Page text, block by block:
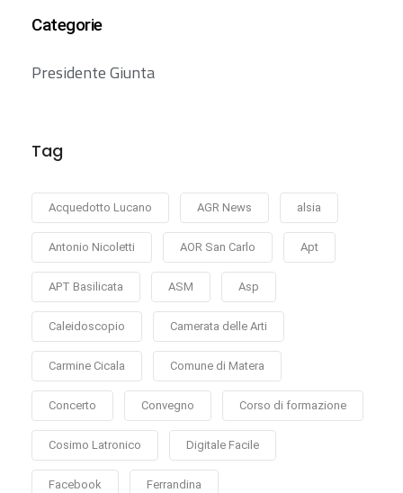
Categorie
Presidente Giunta
Tag
Acquedotto Lucano AGR News alsia
Antonio Nicoletti AOR San Carlo Apt
APT Basilicata ASM Asp
Caleidoscopio Camerata delle Arti
Carmine Cicala Comune di Matera
Concerto Convegno Corso di formazione
Cosimo Latronico Digitale Facile
Facebook Ferrandina